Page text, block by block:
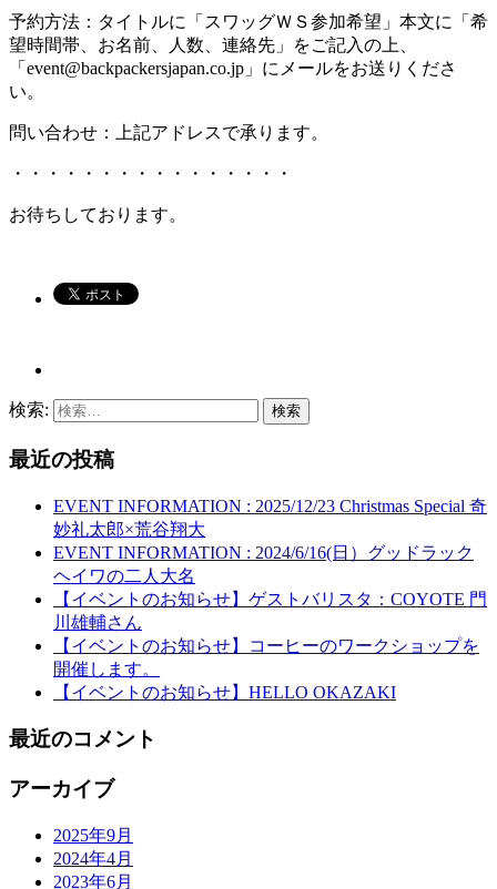
予約方法：タイトルに「スワッグＷＳ参加希望」本文に「希
望時間帯、お名前、人数、連絡先」をご記入の上、
「event@backpackersjapan.co.jp」にメールをお送りくださ
い。
問い合わせ：上記アドレスで承ります。
・・・・・・・・・・・・・・・・
お待ちしております。
検索:
最近の投稿
EVENT INFORMATION : 2025/12/23 Christmas Special 奇
妙礼太郎×荒谷翔大
EVENT INFORMATION : 2024/6/16(日）グッドラック
ヘイワの二人大名
【イベントのお知らせ】ゲストバリスタ：COYOTE 門
川雄輔さん
【イベントのお知らせ】コーヒーのワークショップを
開催します。
【イベントのお知らせ】HELLO OKAZAKI
最近のコメント
アーカイブ
2025年9月
2024年4月
2023年6月